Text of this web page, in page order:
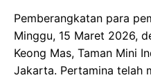
Pemberangkatan para
Minggu, 15 Maret 2026,
Keong Mas, Taman Mini
Jakarta. Pertamina telah